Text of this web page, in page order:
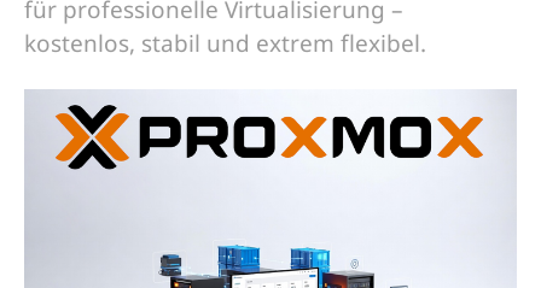
für professionelle Virtualisierung –
kostenlos, stabil und extrem flexibel.